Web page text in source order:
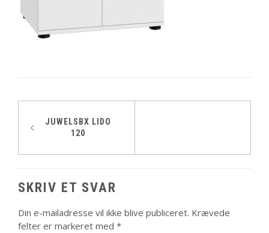
Indlægsnavigation
JUWELSBX LIDO
120
SKRIV ET SVAR
Din e-mailadresse vil ikke blive publiceret. Krævede
felter er markeret med *